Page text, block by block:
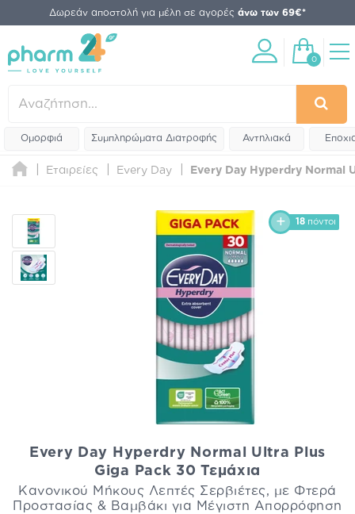
Δωρεάν αποστολή για μέλη σε αγορές άνω των 69€*
0
Ομορφιά Συμπληρώματα Διατροφής Αντηλιακά
Εταιρείες Every Day Every Day Hyperdry Normal
18 πόντοι
Every Day Hyperdry Normal Ultra Plus
Giga Pack 30 Τεμάχια
Κανονικού Μήκους Λεπτές Σερβιέτες, με Φτερά
Προστασίας & Βαμβάκι για Μέγιστη Απορρόφηση